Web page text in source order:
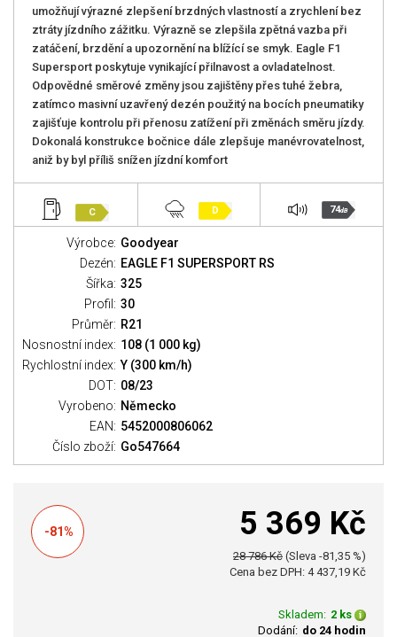
umožňují výrazné zlepšení brzdných vlastností a zrychlení bez
ztráty jízdního zážitku. Výrazně se zlepšila zpětná vazba při
zatáčení, brzdění a upozornění na blížící se smyk. Eagle F1
Supersport poskytuje vynikající přilnavost a ovladatelnost.
Odpovědné směrové změny jsou zajištěny přes tuhé žebra,
zatímco masivní uzavřený dezén použitý na bocích pneumatiky
zajišťuje kontrolu při přenosu zatížení při změnách směru jízdy.
Dokonalá konstrukce bočnice dále zlepšuje manévrovatelnost,
aniž by byl příliš snížen jízdní komfort
C D 74dB
Výrobce: Goodyear
Dezén: EAGLE F1 SUPERSPORT RS
Šířka: 325
Profil: 30
Průměr: R21
Nosnostní index: 108 (1 000 kg)
Rychlostní index: Y (300 km/h)
DOT: 08/23
Vyrobeno: Německo
EAN: 5452000806062
Číslo zboží: Go547664
-81% 5 369 Kč
28 786 Kč (Sleva -81,35 %)
Cena bez DPH: 4 437,19 Kč
Skladem: 2 ks
Dodání: do 24 hodin